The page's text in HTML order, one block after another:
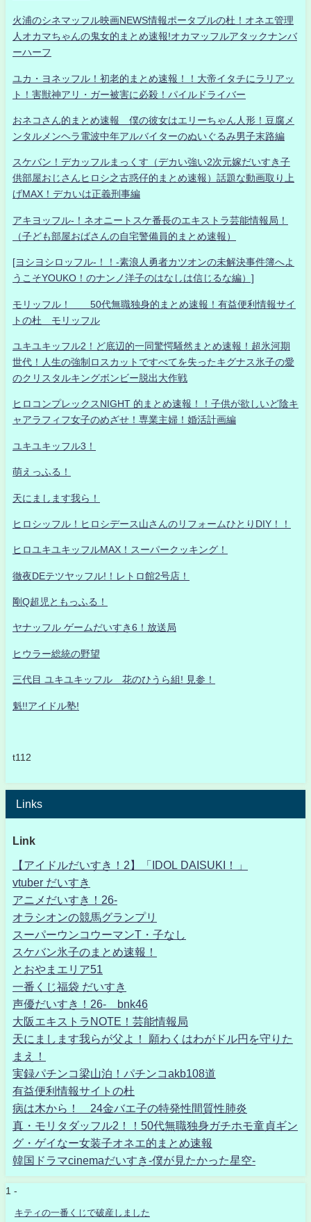
火浦のシネマッフル映画NEWS情報ポータブルの杜！オネエ管理
人オカマちゃんの鬼女的まとめ速報!オカマッフルアタックナンバ
ーハーフ
ユカ・ヨネッフル！初老的まとめ速報！！大帝イタチにラリアッ
ト！害獣神アリ・ガー被害に必殺！パイルドライバー
おネコさん的まとめ速報 僕の彼女はエリーちゃん人形！豆腐メ
ンタルメンヘラ電波中年アルバイターのぬいぐるみ男子末路編
スケバン！デカッフルまっくす（デカい強い2次元嫁だいすき子
供部屋おじさんヒロシ之古惑仔的まとめ速報）話題な動画取り上
げMAX！デカいは正義刑事編
アキヨッフル-！ネオニートスケ番長のエキストラ芸能情報局！
（子ども部屋おばさんの自宅警備員的まとめ速報）
[ヨシヨシロッフル-！！-素浪人勇者カツオンの未解決事件簿へよ
うこそYOUKO！のナンノ洋子のはなしは信じるな編）]
モリッフル！ 50代無職独身的まとめ速報！有益便利情報サイ
トの杜 モリッフル
ユキユキッフル2！ど底辺的一同驚愕騒然まとめ速報！超氷河期
世代！人生の強制ロスカットですべてを失ったキグナス氷子の愛
のクリスタルキングボンビー脱出大作戦
ヒロコンプレックスNIGHT 的まとめ速報！！子供が欲しいど陰キ
ャアラフィフ女子のめざせ！専業主婦！婚活計画編
ユキユキッフル3！
萌えっふる！
天にまします我ら！
ヒロシッフル！ヒロシデース山さんのリフォームひとりDIY！！
ヒロユキユキッフルMAX！スーパークッキング！
徹夜DEテツヤッフル!！レトロ館2号店！
剛Q超児ともっふる！
ヤナッフル ゲームだいすき6！放送局
ヒウラー総統の野望
三代目 ユキユキッフル 花のひうら組! 見参！
魁!!アイドル塾!
t112
Links
Link
【アイドルだいすき！2】「IDOL DAISUKI！」
vtuber だいすき
アニメだいすき！26-
オラシオンの競馬グランプリ
スーパーウンコウーマンT・子なし
スケバン氷子のまとめ速報！
とおやまエリア51
一番くじ福袋 だいすき
声優だいすき！26- bnk46
大阪エキストラNOTE！芸能情報局
天にまします我らが父よ！ 願わくはわがドル円を守りた
まえ！
実録パチンコ梁山泊！パチンコakb108道
有益便利情報サイトの杜
病は木から！ 24金バエ子の特発性間質性肺炎
真・モリタダッフル2！！50代無職独身ガチホモ童貞ギン
グ・ゲイなー女装子オネエ的まとめ速報
韓国ドラマcinemaだいすき-僕が見たかった星空-
1 -
キティの一番くじで破産しました